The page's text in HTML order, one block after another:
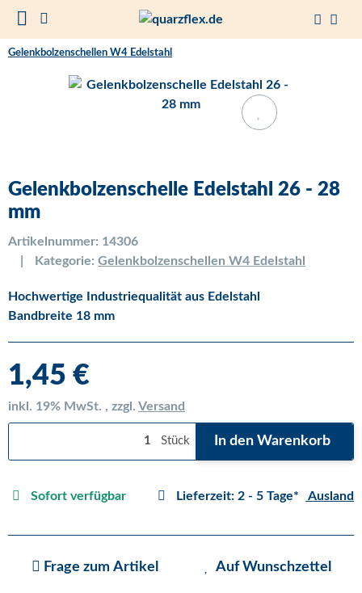
Gelenkbolzenschellen W4 Edelstahl
Gelenkbolzenschelle Edelstahl 26 - 28
mm
Artikelnummer: 14306
Kategorie: Gelenkbolzenschellen W4 Edelstahl
Hochwertige Industriequalität aus Edelstahl
Bandbreite 18 mm
1,45 €
inkl. 19% MwSt. , zzgl. Versand
Stück In den Warenkorb
Sofort verfügbar Lieferzeit: 2 - 5 Tage* Ausland
Frage zum Artikel Auf Wunschzettel